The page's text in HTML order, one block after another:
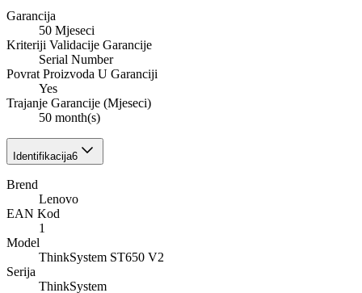
Garancija
50 Mjeseci
Kriteriji Validacije Garancije
Serial Number
Povrat Proizvoda U Garanciji
Yes
Trajanje Garancije (Mjeseci)
50 month(s)
Identifikacija6
Brend
Lenovo
EAN Kod
1
Model
ThinkSystem ST650 V2
Serija
ThinkSystem